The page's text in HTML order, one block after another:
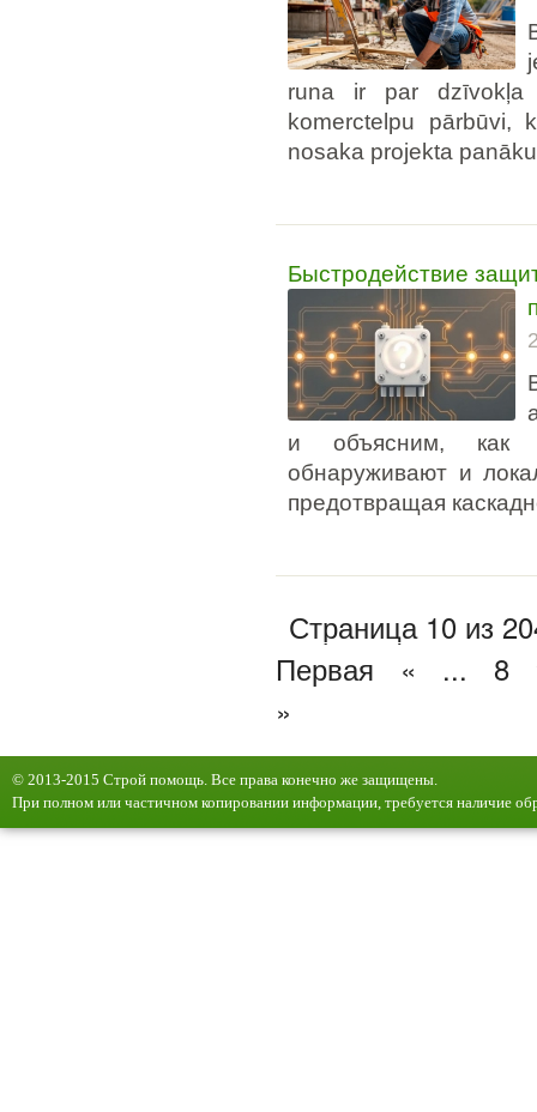
runa ir par dzīvokļa
komerctelpu pārbūvi,
nosaka projekta
Быстродействие
и объясним, как
обнаруживают и
предотвращая
Страница 10 из
Первая
« ... 8
»
© 2013-2015 Строй помощь. Все права конечно же защищены.
При полном или частичном копировании информации, требуется наличие